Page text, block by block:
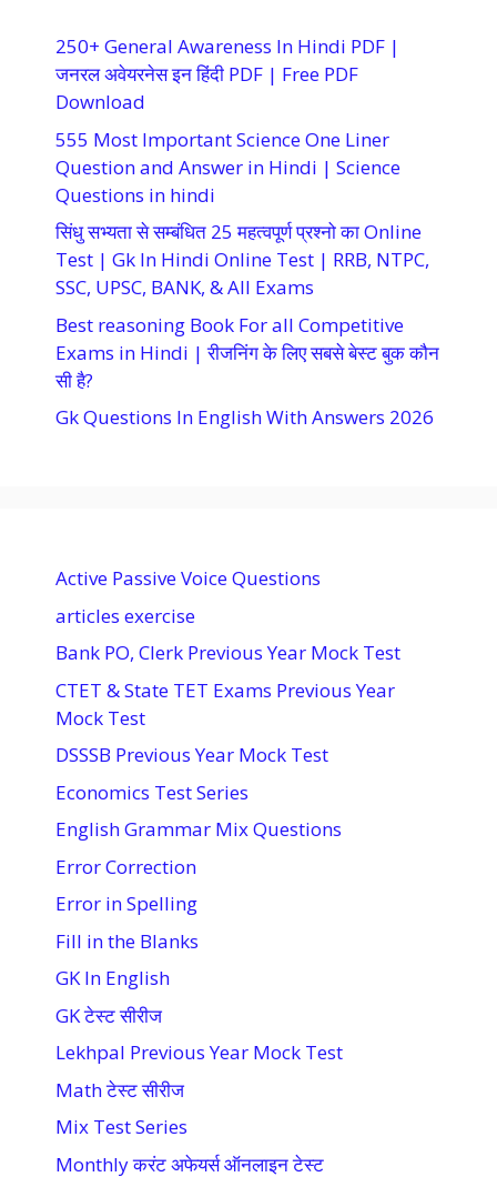
250+ General Awareness In Hindi PDF |
जनरल अवेयरनेस इन हिंदी PDF | Free PDF
Download
555 Most Important Science One Liner
Question and Answer in Hindi | Science
Questions in hindi
सिंधु सभ्यता से सम्बंधित 25 महत्वपूर्ण प्रश्नो का Online
Test | Gk In Hindi Online Test | RRB, NTPC,
SSC, UPSC, BANK, & All Exams
Best reasoning Book For all Competitive
Exams in Hindi | रीजनिंग के लिए सबसे बेस्ट बुक कौन
सी है?
Gk Questions In English With Answers 2026
Active Passive Voice Questions
articles exercise
Bank PO, Clerk Previous Year Mock Test
CTET & State TET Exams Previous Year
Mock Test
DSSSB Previous Year Mock Test
Economics Test Series
English Grammar Mix Questions
Error Correction
Error in Spelling
Fill in the Blanks
GK In English
GK टेस्ट सीरीज
Lekhpal Previous Year Mock Test
Math टेस्ट सीरीज
Mix Test Series
Monthly करंट अफेयर्स ऑनलाइन टेस्ट